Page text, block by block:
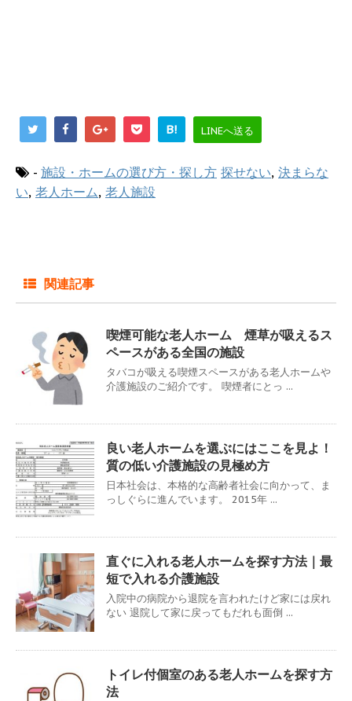
B! LINEへ送る
- 施設・ホームの選び方・探し方 探せない, 決まらな
い, 老人ホーム, 老人施設
関連記事
喫煙可能な老人ホーム 煙草が吸えるス
ペースがある全国の施設
タバコが吸える喫煙スペースがある老人ホームや
介護施設のご紹介です。 喫煙者にとっ ...
良い老人ホームを選ぶにはここを見よ！
質の低い介護施設の見極め方
日本社会は、本格的な高齢者社会に向かって、ま
っしぐらに進んでいます。 2015年 ...
直ぐに入れる老人ホームを探す方法｜最
短で入れる介護施設
入院中の病院から退院を言われたけど家には戻れ
ない 退院して家に戻ってもだれも面倒 ...
トイレ付個室のある老人ホームを探す方
法